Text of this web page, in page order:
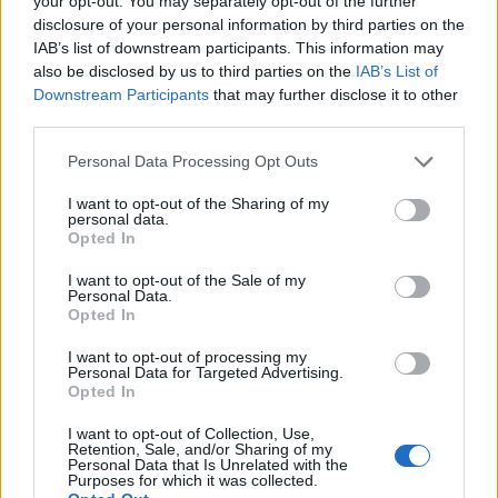
disclosure of your personal information by third parties on the
IAB’s list of downstream participants. This information may
also be disclosed by us to third parties on the IAB’s List of
Downstream Participants that may further disclose it to other
Personal Data Processing Opt Outs
I want to opt-out of the Sharing of my
personal data.
Opted In
I want to opt-out of the Sale of my
Personal Data.
Opted In
I want to opt-out of processing my
Personal Data for Targeted Advertising.
Opted In
I want to opt-out of Collection, Use,
Retention, Sale, and/or Sharing of my
Personal Data that Is Unrelated with the
Purposes for which it was collected.
στους μισθούς του «κομματικού
στρατού» της Αυτοδιοίκησης!
29.07.2026 09:32
Ερώτηση στη Βουλή για την
Μαίναλο και Πάρνωνα
29.07.2026 09:10
και διεκδικήσεις δίπλα στους
κατοίκους στου Πάπαρη Αρκαδίας